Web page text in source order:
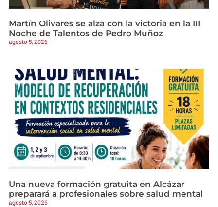
Martín Olivares se alza con la victoria en la III
Noche de Talentos de Pedro Muñoz
agosto 5, 2026
Una nueva formación gratuita en Alcázar
preparará a profesionales sobre salud mental
agosto 5, 2026